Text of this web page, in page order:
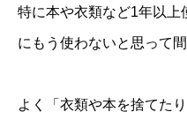
特に本や衣類など1年以上
にもう使わないと思って
よく「衣類や本を捨てた